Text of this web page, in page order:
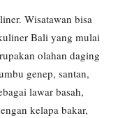
Wisatawan bisa
Bali yang mulai
olahan daging
genep, santan,
lawar basah,
kelapa bakar,